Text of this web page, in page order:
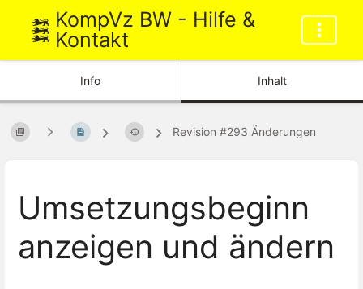
KompVz BW - Hilfe &
Kontakt
Info Inhalt
Revision #293 Änderungen
Umsetzungsbeginn
anzeigen und ändern